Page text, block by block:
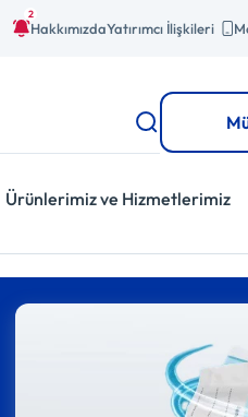
2
HakkımızdaYatırımcı İlişkileri
Ürünlerimiz ve Hizmetlerimiz